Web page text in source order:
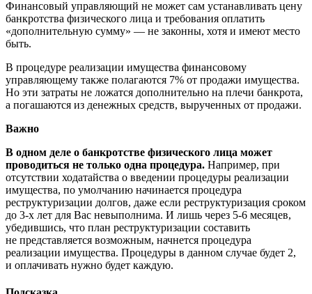
Финансовый управляющий не может сам устанавливать цену
банкротства физического лица и требования оплатить
«дополнительную сумму» — не законны, хотя и имеют место
быть.
В процедуре реализации имущества финансовому
управляющему также полагаются 7% от продажи имущества.
Но эти затраты не ложатся дополнительно на плечи банкрота,
а погашаются из денежных средств, вырученных от продажи.
Важно
В одном деле о банкротстве физического лица может
проводиться не только одна процедура. Например, при
отсутствии ходатайства о введении процедуры реализации
имущества, по умолчанию начинается процедура
реструктуризации долгов, даже если реструктуризация сроком
до 3-х лет для Вас невыполнима. И лишь через 5-6 месяцев,
убедившись, что план реструктуризации составить
не представляется возможным, начнется процедура
реализации имущества. Процедуры в данном случае будет 2,
и оплачивать нужно будет каждую.